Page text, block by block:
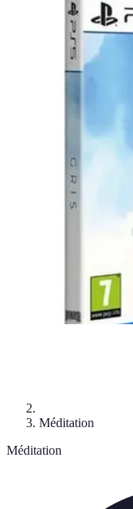
Relaxations Rapides
Techniques de Relaxation
Technologie
Méditation
Méditation